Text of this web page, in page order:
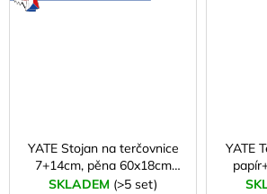
YATE Stojan na terčovnice
7+14cm, pěna 60x18cm
(set 2 ks)
SKLADEM (>5 set)
YATE